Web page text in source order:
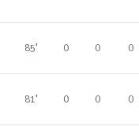
85' 0 0 0
81' 0 0 0